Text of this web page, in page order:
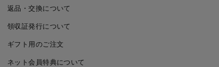
返品・交換について
領収証発行について
ギフト用のご注文
ネット会員特典について